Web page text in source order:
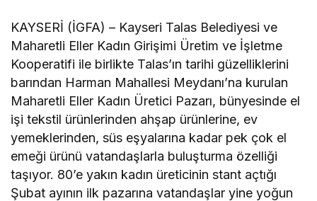
KAYSERİ (İGFA) – Kayseri Talas Belediyesi ve
Maharetli Eller Kadın Girişimi Üretim ve İşletme
Kooperatifi ile birlikte Talas’ın tarihi güzelliklerini
barından Harman Mahallesi Meydanı’na kurulan
Maharetli Eller Kadın Üretici Pazarı, bünyesinde el
işi tekstil ürünlerinden ahşap ürünlerine, ev
yemeklerinden, süs eşyalarına kadar pek çok el
emeği ürünü vatandaşlarla buluşturma özelliği
taşıyor. 80’e yakın kadın üreticinin stant açtığı
Şubat ayının ilk pazarına vatandaşlar yine yoğun